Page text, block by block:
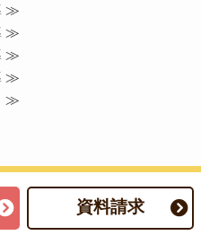
資料請求
≫
≫
≫
≫
≫
コミ・評判